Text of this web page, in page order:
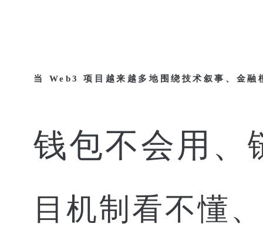
当 Web3 项目越来越多地围绕技术叙事、金融
钱包不会用、
目机制看不懂